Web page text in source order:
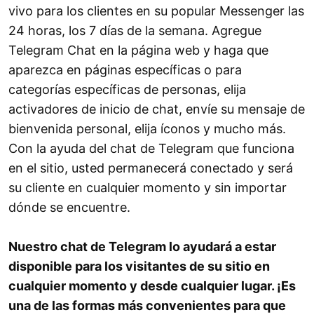
vivo para los clientes en su popular Messenger las
24 horas, los 7 días de la semana. Agregue
Telegram Chat en la página web y haga que
aparezca en páginas específicas o para
categorías específicas de personas, elija
activadores de inicio de chat, envíe su mensaje de
bienvenida personal, elija íconos y mucho más.
Con la ayuda del chat de Telegram que funciona
en el sitio, usted permanecerá conectado y será
su cliente en cualquier momento y sin importar
dónde se encuentre.
Nuestro chat de Telegram lo ayudará a estar
disponible para los visitantes de su sitio en
cualquier momento y desde cualquier lugar. ¡Es
una de las formas más convenientes para que